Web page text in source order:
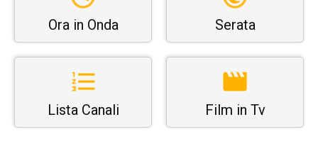
Ora in Onda Serata
Lista Canali Film in Tv